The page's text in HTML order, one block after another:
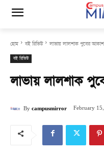
হোম বই রিভিউ লাভায় লালশাক পুবের আকাশ
বই রিভিউ
লাভায় লালশাক
By campusmirror February